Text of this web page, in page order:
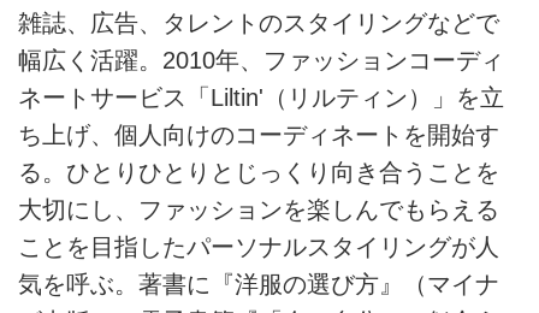
雑誌、広告、タレントのスタイリングなどで
幅広く活躍。2010年、ファッションコーディ
ネートサービス「Liltin'（リルティン）」を立
ち上げ、個人向けのコーディネートを開始す
る。ひとりひとりとじっくり向き合うことを
大切にし、ファッションを楽しんでもらえる
ことを目指したパーソナルスタイリングが人
気を呼ぶ。著書に『洋服の選び方』（マイナ